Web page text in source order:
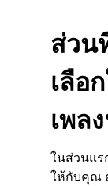
ส่วน
เลือ
เพล
ในส่วนแร
ให้กับคุณ